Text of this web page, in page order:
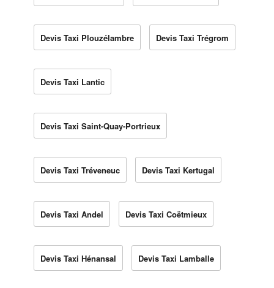
Devis Taxi Plouzélambre Devis Taxi Trégrom
Devis Taxi Lantic
Devis Taxi Saint-Quay-Portrieux
Devis Taxi Tréveneuc Devis Taxi Kertugal
Devis Taxi Andel Devis Taxi Coëtmieux
Devis Taxi Hénansal Devis Taxi Lamballe